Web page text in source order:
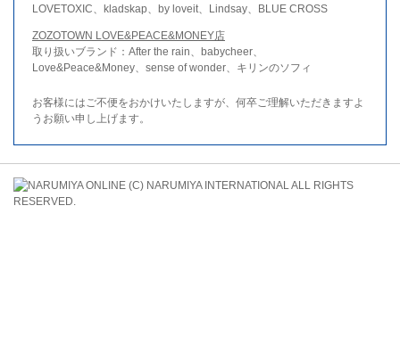
LOVETOXIC、kladskap、by loveit、Lindsay、BLUE CROSS
ZOZOTOWN LOVE&PEACE&MONEY店
取り扱いブランド：After the rain、babycheer、
Love&Peace&Money、sense of wonder、キリンのソフィ
お客様にはご不便をおかけいたしますが、何卒ご理解いただきますよ
うお願い申し上げます。